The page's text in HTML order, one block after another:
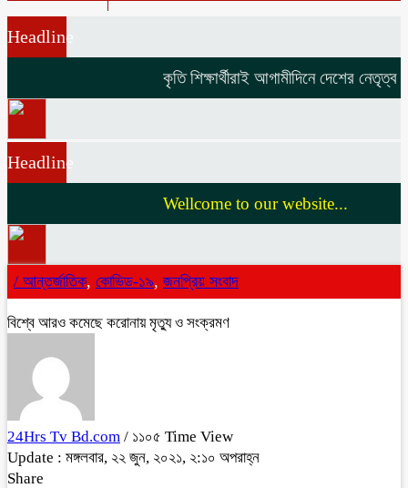
Headline
কৃতি শিক্ষার্থীরাই আগামীদিনে দেশের নেতৃত্ব
Headline
Wellcome to our website...
/ আন্তর্জাতিক, কোভিড-১৯, জনপ্রিয় সংবাদ
বিশ্বে আরও কমেছে করোনায় মৃত্যু ও সংক্রমণ
24Hrs Tv Bd.com / ১১০৫ Time View
Update : মঙ্গলবার, ২২ জুন, ২০২১, ২:১০ অপরাহ্ন
Share